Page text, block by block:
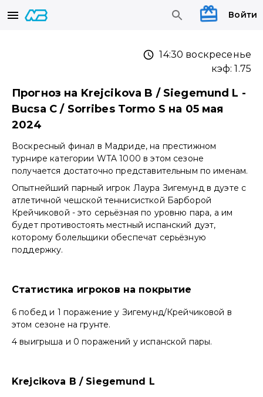
Войти
14:30 воскресенье
кэф:1.75
Прогноз на Krejcikova B / Siegemund L -
Bucsa C / Sorribes Tormo S на 05 мая
2024
Воскресный финал в Мадриде, на престижном
турнире категории WTA 1000 в этом сезоне
получается достаточно представительным по именам.
Опытнейший парный игрок Лаура Зигемунд в дуэте с
атлетичной чешской теннисисткой Барборой
Крейчиковой - это серьёзная по уровню пара, а им
будет противостоять местный испанский дуэт,
которому болельщики обеспечат серьёзную
поддержку.
Статистика игроков на покрытие
6 побед и 1 поражение у Зигемунд/Крейчиковой в
этом сезоне на грунте.
4 выигрыша и 0 поражений у испанской пары.
Krejcikova B / Siegemund L